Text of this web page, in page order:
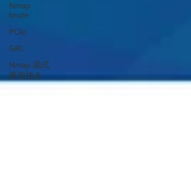
Nmap
brute
PCIe
GRL
Nmap 函式
庫與指令